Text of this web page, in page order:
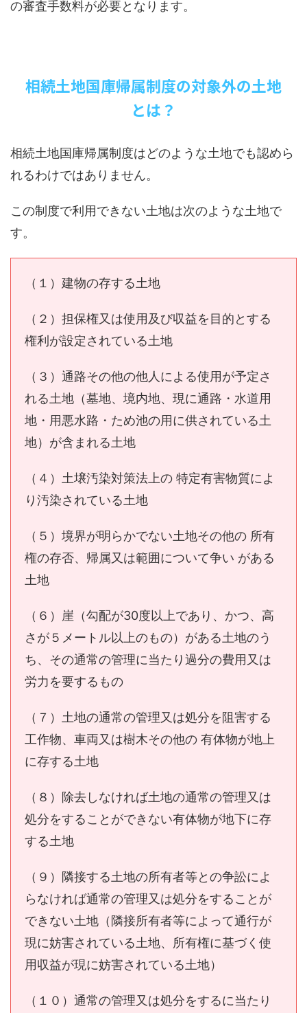
の審査手数料が必要となります。
相続土地国庫帰属制度の対象外の土地
とは？
相続土地国庫帰属制度はどのような土地でも認めら
れるわけではありません。
この制度で利用できない土地は次のような土地で
す。
（１）建物の存する土地
（２）担保権又は使用及び収益を目的とする
権利が設定されている土地
（３）通路その他の他人による使用が予定さ
れる土地（墓地、境内地、現に通路・水道用
地・用悪水路・ため池の用に供されている土
地）が含まれる土地
（４）土壌汚染対策法上の 特定有害物質によ
り汚染されている土地
（５）境界が明らかでない土地その他の 所有
権の存否、帰属又は範囲について争い がある
土地
（６）崖（勾配が30度以上であり、かつ、高
さが５メートル以上のもの）がある土地のう
ち、その通常の管理に当たり過分の費用又は
労力を要するもの
（７）土地の通常の管理又は処分を阻害する
工作物、車両又は樹木その他の 有体物が地上
に存する土地
（８）除去しなければ土地の通常の管理又は
処分をすることができない有体物が地下に存
する土地
（９）隣接する土地の所有者等との争訟によ
らなければ通常の管理又は処分をすることが
できない土地（隣接所有者等によって通行が
現に妨害されている土地、所有権に基づく使
用収益が現に妨害されている土地）
（１０）通常の管理又は処分をするに当たり